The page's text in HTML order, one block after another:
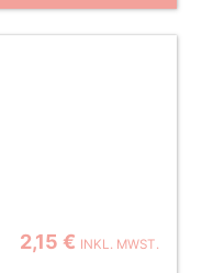
2,15 € INKL. MWST.